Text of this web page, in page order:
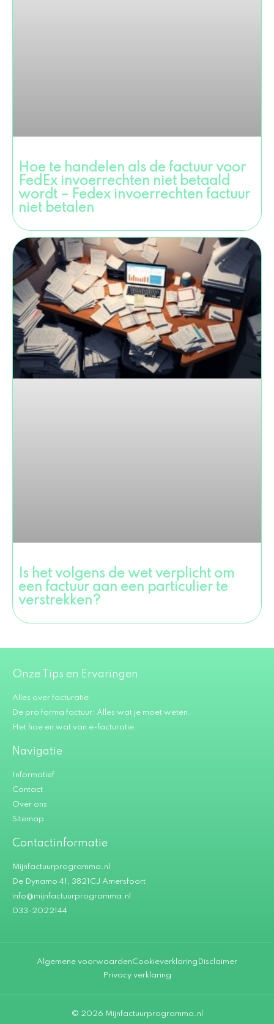
Hoe te handelen als de factuur voor
FedEx invoerrechten niet betaald
wordt – Fedex invoerrechten factuur
niet betalen
Is het volgens de wet verplicht om
een factuur aan een particulier te
verstrekken?
Onze Tips en Ervaringen
Alles over facturatie
De pro forma factuur: Alles wat je moet weten.
Het hoe en wat van e-facturatie
Navigatie
Informatief
Contact
Over ons
Sitemap
Contactinformatie
Mijnfactuurprogramma.nl
De Dynamo 41, 3821CJ Amersfoort
info@mijnfactuurprogramma.nl
033-2022144
Algemene voorwaardenCookieverklaring Disclaimer
Privacy verklaring
© 2026 Mijnfactuurprogramma.nl